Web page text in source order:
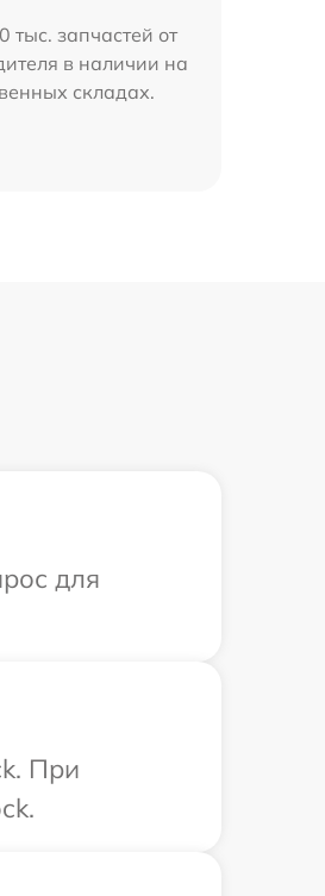
тыс. запчастей от
в наличии на
складах.
для
При